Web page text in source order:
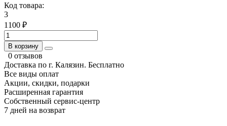
Код товара:
3
1100 ₽
В корзину
0 отзывов
Доставка по г. Калязин. Бесплатно
Все виды оплат
Акции, скидки, подарки
Расширенная гарантия
Собственный сервис-центр
7 дней на возврат